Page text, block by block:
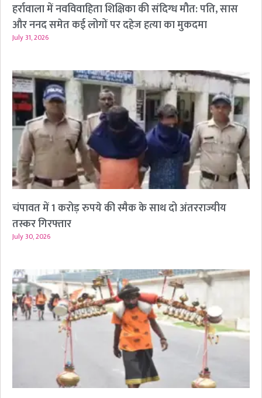
हर्रावाला में नवविवाहिता शिक्षिका की संदिग्ध मौत: पति, सास
और ननद समेत कई लोगों पर दहेज हत्या का मुकदमा
July 31, 2026
चंपावत में 1 करोड़ रुपये की स्मैक के साथ दो अंतरराज्यीय
तस्कर गिरफ्तार
July 30, 2026